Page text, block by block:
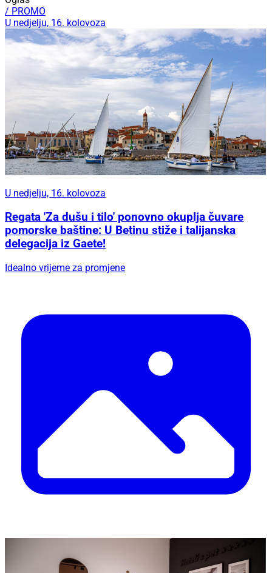
/ PROMO
U nedjelju, 16. kolovoza
U nedjelju, 16. kolovoza
Regata 'Za dušu i tilo' ponovno okuplja čuvare
pomorske baštine: U Betinu stiže i talijanska
delegacija iz Gaete!
Idealno vrijeme za promjene